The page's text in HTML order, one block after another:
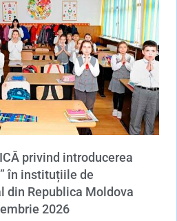
privind introducerea
în instituțiile de
din Republica Moldova
2026